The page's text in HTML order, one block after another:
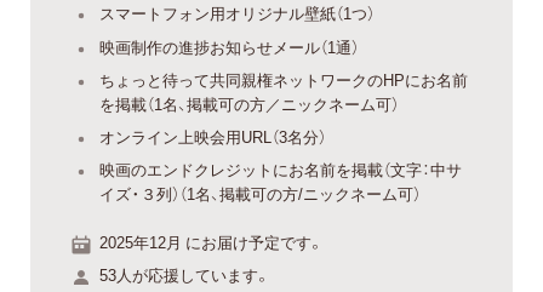
スマートフォン用オリジナル壁紙（1つ）
映画制作の進捗お知らせメール（1通）
ちょっと待って共同親権ネットワークのHPにお名前
を掲載（1名、掲載可の方／ニックネーム可）
オンライン上映会用URL（3名分）
映画のエンドクレジットにお名前を掲載（文字：中サ
イズ・３列）（1名、掲載可の方/ニックネーム可）
2025年12月 にお届け予定です。
53人が応援しています。